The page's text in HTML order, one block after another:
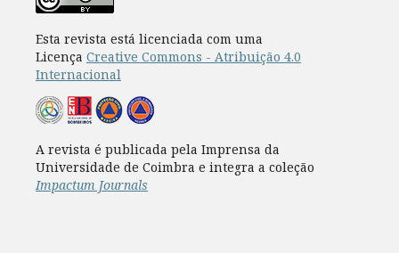
Esta revista está licenciada com uma
Licença Creative Commons - Atribuição 4.0
Internacional
A revista é publicada pela Imprensa da
Universidade de Coimbra e integra a coleção
Impactum Journals